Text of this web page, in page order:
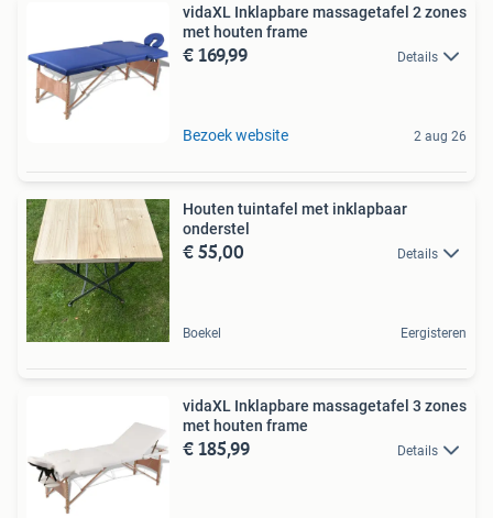
vidaXL Inklapbare massagetafel 2 zones
met houten frame
€ 169,99 Details
Bezoek website 2 aug 26
Houten tuintafel met inklapbaar
onderstel
€ 55,00 Details
Boekel Eergisteren
vidaXL Inklapbare massagetafel 3 zones
met houten frame
€ 185,99 Details